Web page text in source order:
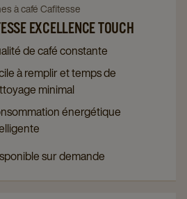
à café Cafitesse
EXCELLENCE TOUCH
de café constante
à remplir et temps de
minimal
énergétique
sur demande